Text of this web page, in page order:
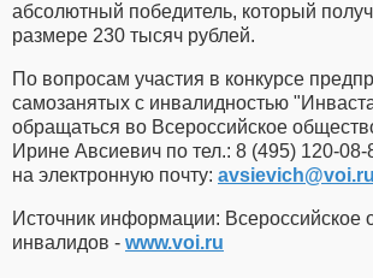
абсолютный победитель, который
размере 230 тысяч рублей.
По вопросам участия в конкурсе
самозанятых с инвалидностью
обращаться во Всероссийское
Ирине Авсиевич по тел.: 8 (495) 120-
на электронную почту: avsievich​@​voi.ru
Источник информации: Всероссийское
инвалидов - www.voi.ru